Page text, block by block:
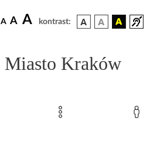
A A A kontrast:
Miasto Kraków